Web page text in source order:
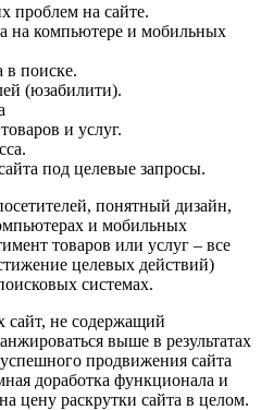
проблем на сайте.
на компьютере и мобильных
поиске.
(юзабилити).
и услуг.
под целевые запросы.
понятный дизайн,
и мобильных
товаров или услуг – все
целевых действий)
системах.
сайт, не содержащий
выше в результатах
продвижения сайта
доработка функционала и
цену раскрутки сайта в целом.